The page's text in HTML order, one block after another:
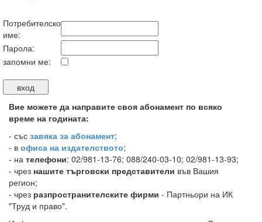
Потребителско
име:
Парола:
запомни ме:
Вие можете да направите своя абонамент по всяко
време на годината:
- със завяка за абонамент;
- в офиса на издателството;
- на телефони: 02/981-13-76; 088/240-03-10; 02/981-13-93;
- чрез нашите търговски представители във Вашия
регион;
- чрез разпространителските фирми - Партньори на ИК
"Труд и право".